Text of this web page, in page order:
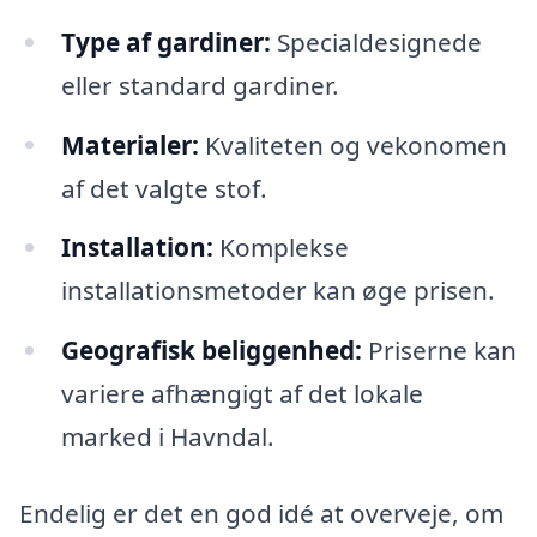
Type af gardiner: Specialdesignede
eller standard gardiner.
Materialer: Kvaliteten og vekonomen
af det valgte stof.
Installation: Komplekse
installationsmetoder kan øge prisen.
Geografisk beliggenhed: Priserne kan
variere afhængigt af det lokale
marked i Havndal.
Endelig er det en god idé at overveje, om